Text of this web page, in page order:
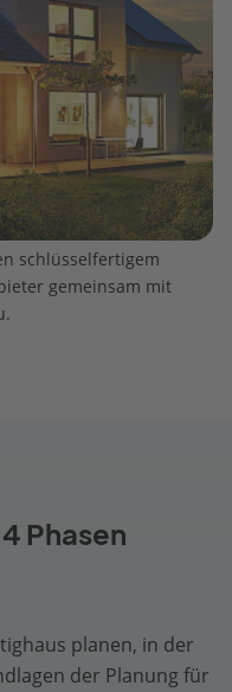
schlüsselfertigem
gemeinsam mit
Phasen
planen, in der
der Planung für